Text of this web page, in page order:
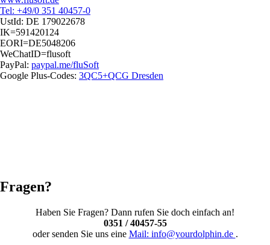
Tel: +49/0 351 40457-0
UstId: DE 179022678
IK=591420124
EORI=DE5048206
WeChatID=flusoft
PayPal: paypal.me/fluSoft
Google Plus-Codes: 3QC5+QCG Dresden
Fragen?
Haben Sie Fragen? Dann rufen Sie doch einfach an!
0351 / 40457-55
oder senden Sie uns eine Mail: info@yourdolphin.de .